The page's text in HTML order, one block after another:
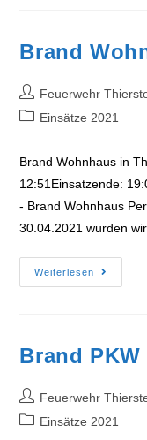
Brand
Beitrags-
Autor:
Feuerwehr
Beitrags-
Einsätze 2021
Brand Wohnhaus in
12:51Einsatzende:
- Brand Wohnhaus
30.04.2021 wurden
Weiterlesen
Brand
Brand PKW
Beitrags-
Autor:
Feuerwehr
Beitrags-
Einsätze 2021